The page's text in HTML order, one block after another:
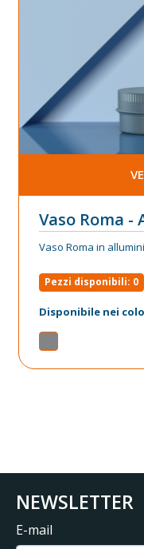
Vaso Roma -
Vaso Roma in
Pezzi disponibili: 0
Disponibile nei
NEWSLETTER
E-mail